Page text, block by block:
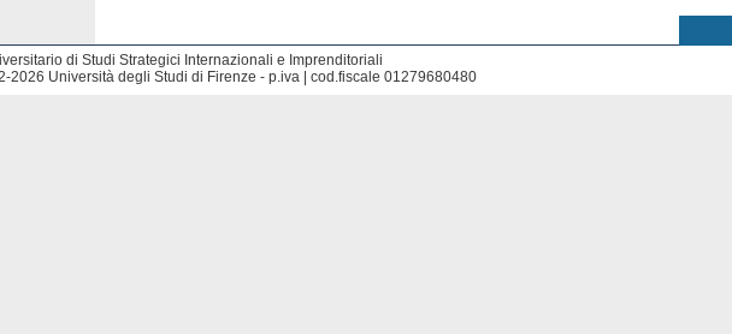
di Studi Strategici Internazionali e Imprenditoriali
2026 Università degli Studi di Firenze - p.iva | cod.fiscale 01279680480